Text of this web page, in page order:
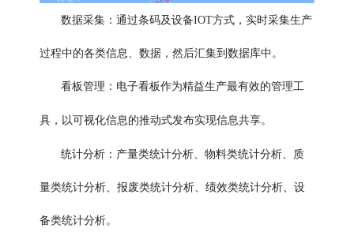
数据采集：通过条码及设备IOT方式，实时采集生产
过程中的各类信息、数据，然后汇集到数据库中。
看板管理： 电子看板作为精益生产最有效的管理工
具，以可视化信息的推动式发布实现信息共享。
统计分析：产量类统计分析、物料类统计分析、质
量类统计分析、报废类统计分析、绩效类统计分析、设
备类统计分析。